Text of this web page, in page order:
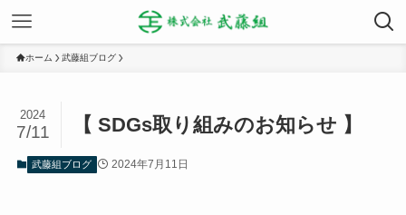
ホーム 武藤組ブログ
【 SDGs取り組みのお知らせ 】
2024
7/11
武藤組ブログ 2024年7月11日